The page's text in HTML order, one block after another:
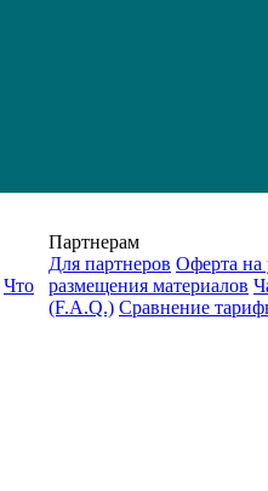
Что
Партнерам
Для партнеров Оферта на
размещения материалов
(F.A.Q.) Cравнение